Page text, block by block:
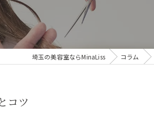
埼玉の美容室ならMinaLiss コラム
コツ